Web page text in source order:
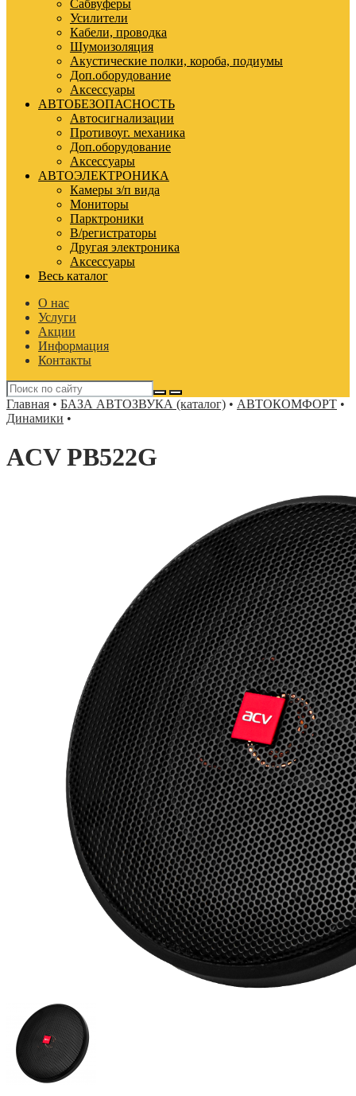
Сабвуферы
Усилители
Кабели, проводка
Шумоизоляция
Акустические полки, короба, подиумы
Доп.оборудование
Аксессуары
АВТОБЕЗОПАСНОСТЬ
Автосигнализации
Противоуг. механика
Доп.оборудование
Аксессуары
АВТОЭЛЕКТРОНИКА
Камеры з/п вида
Мониторы
Парктроники
В/регистраторы
Другая электроника
Аксессуары
Весь каталог
О нас
Услуги
Акции
Информация
Контакты
Главная • БАЗА АВТОЗВУКА (каталог) • АВТОКОМФОРТ •
Динамики •
ACV PB522G